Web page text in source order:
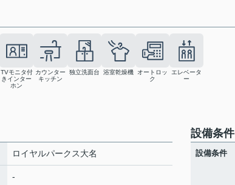
TVモニタ付
きインター
ホン
カウンター
キッチン
独立洗面台 浴室乾燥機
オートロッ
ク
エレベータ
ー
ロイヤルパークス大名
-
設備条件
設備条件